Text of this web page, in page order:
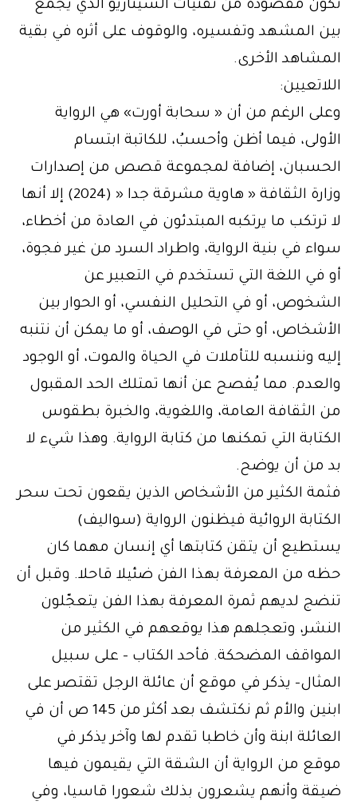
تكون مقصودة من تقنيات السيناريو الذي يجمع
بين المشهد وتفسيره، والوقوف على أثره في بقية
المشاهد الأخرى.
اللاتعيين:
وعلى الرغم من أن « سحابة أورت» هي الرواية
الأولى، فيما أظن وأحسبُ، للكاتبة ابتسام
الحسبان، إضافة لمجموعة قصص من إصدارات
وزارة الثقافة « هاوية مشرقة جدا « (2024) إلا أنها
لا ترتكب ما يرتكبه المبتدئون في العادة من أخطاء،
سواء في بنية الرواية، واطراد السرد من غير فجوة،
أو في اللغة التي تستخدم في التعبير عن
الشخوص، أو في التحليل النفسي، أو الحوار بين
الأشخاص، أو حتى في الوصف، أو ما يمكن أن نتنبه
إليه وننسبه للتأملات في الحياة والموت، أو الوجود
والعدم. مما يُفصح عن أنها تمتلك الحد المقبول
من الثقافة العامة، واللغوية، والخبرة بطقوس
الكتابة التي تمكنها من كتابة الرواية. وهذا شيء لا
بد من أن يوضح.
فثمة الكثير من الأشخاص الذين يقعون تحت سحر
الكتابة الروائية فيظنون الرواية (سواليف)
يستطيع أن يتقن كتابتها أي إنسان مهما كان
حظه من المعرفة بهذا الفن ضئيلا قاحلا. وقبل أن
تنضج لديهم ثمرة المعرفة بهذا الفن يتعجّلون
النشر، وتعجلهم هذا يوقعهم في الكثير من
المواقف المضحكة. فأحد الكتاب – على سبيل
المثال- يذكر في موقع أن عائلة الرجل تقتصر على
ابنين والأم ثم نكتشف بعد أكثر من 145 ص أن في
العائلة ابنة وأن خاطبا تقدم لها وآخر يذكر في
موقع من الرواية أن الشقة التي يقيمون فيها
ضيقة وأنهم يشعرون بذلك شعورا قاسيا، وفي